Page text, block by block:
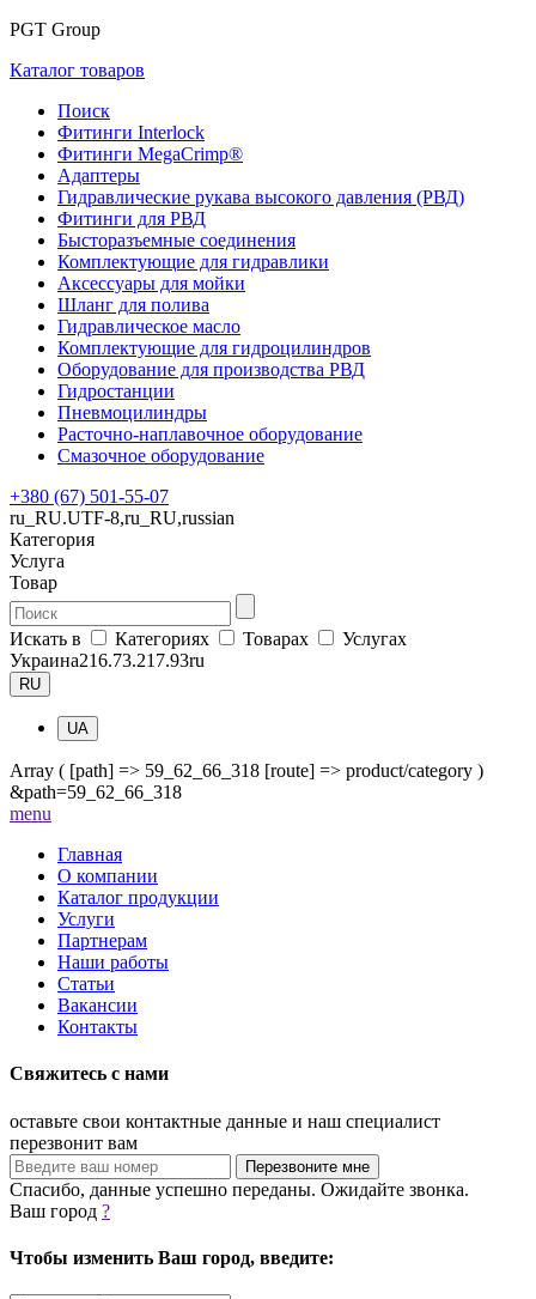
PGT Group
Каталог товаров
Поиск
Фитинги Interlock
Фитинги MegaCrimp®
Адаптеры
Гидравлические рукава высокого давления (РВД)
Фитинги для РВД
Бысторазъемные соединения
Комплектующие для гидравлики
Аксессуары для мойки
Шланг для полива
Гидравлическое масло
Комплектующие для гидроцилиндров
Оборудование для производства РВД
Гидростанции
Пневмоцилиндры
Расточно-наплавочное оборудование
Смазочное оборудование
+380 (67) 501-55-07
ru_RU.UTF-8,ru_RU,russian
Категория
Услуга
Товар
Искать в Категориях Товарах
Услугах
Украина216.73.217.93ru
RU
UA
Array ( [path] => 59_62_66_318 [route] => product/category )
&path=59_62_66_318
menu
Главная
О компании
Каталог продукции
Услуги
Партнерам
Наши работы
Статьи
Вакансии
Контакты
Свяжитесь с нами
оставьте свои контактные данные и наш специалист
перезвонит вам
Спасибо, данные успешно переданы. Ожидайте звонка.
Ваш город ?
Чтобы изменить Ваш город, введите: